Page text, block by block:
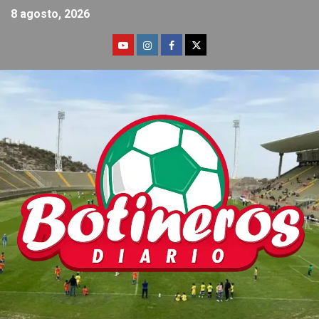
8 agosto, 2026